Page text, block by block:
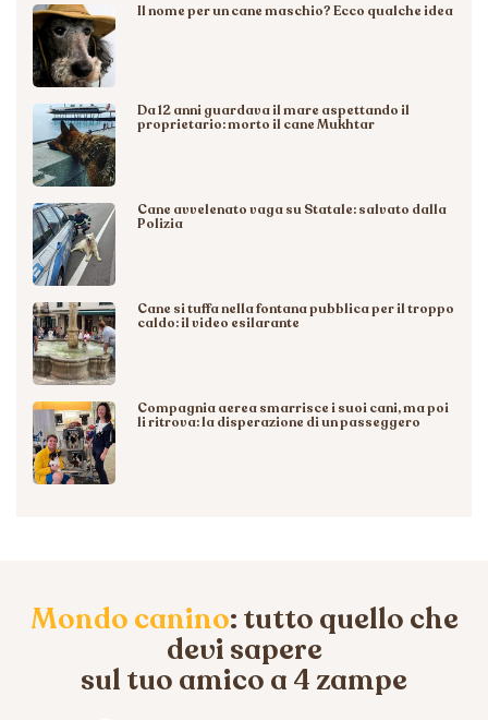
Il nome per un cane maschio? Ecco qualche idea
Da 12 anni guardava il mare aspettando il
proprietario: morto il cane Mukhtar
Cane avvelenato vaga su Statale: salvato dalla
Polizia
Cane si tuffa nella fontana pubblica per il troppo
caldo: il video esilarante
Compagnia aerea smarrisce i suoi cani, ma poi
li ritrova: la disperazione di un passeggero
Mondo canino: tutto quello che
devi sapere
sul tuo amico a 4 zampe